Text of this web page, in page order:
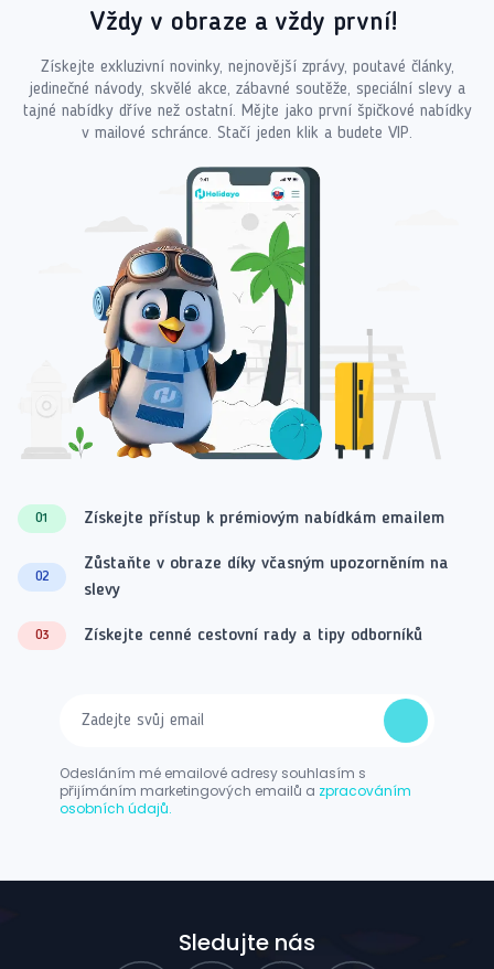
Vždy v obraze a vždy první!
Získejte exkluzivní novinky, nejnovější zprávy, poutavé články,
jedinečné návody, skvělé akce, zábavné soutěže, speciální slevy a
tajné nabídky dříve než ostatní. Mějte jako první špičkové nabídky
v mailové schránce. Stačí jeden klik a budete VIP.
01 Získejte přístup k prémiovým nabídkám emailem
02
Zůstaňte v obraze díky včasným upozorněním na
slevy
03 Získejte cenné cestovní rady a tipy odborníků
Odesláním mé emailové adresy souhlasím s
přijímáním marketingových emailů a zpracováním
osobních údajů.
Sledujte nás